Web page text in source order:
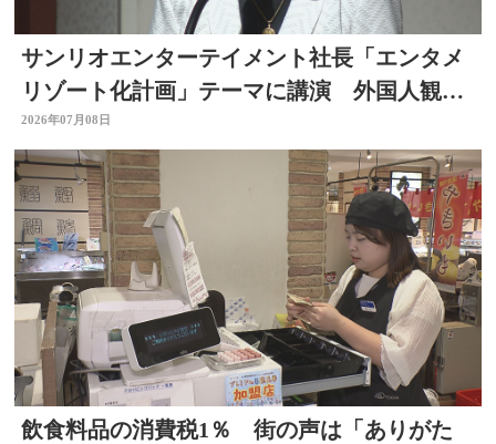
サンリオエンターテイメント社長「エンタメ
リゾート化計画」テーマに講演 外国人観光
客の呼び込みも 大分
2026年07月08日
飲食料品の消費税1％ 街の声は「ありがた